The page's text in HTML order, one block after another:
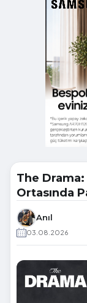
The Drama:
Ortasında
Anıl
03.08.2026